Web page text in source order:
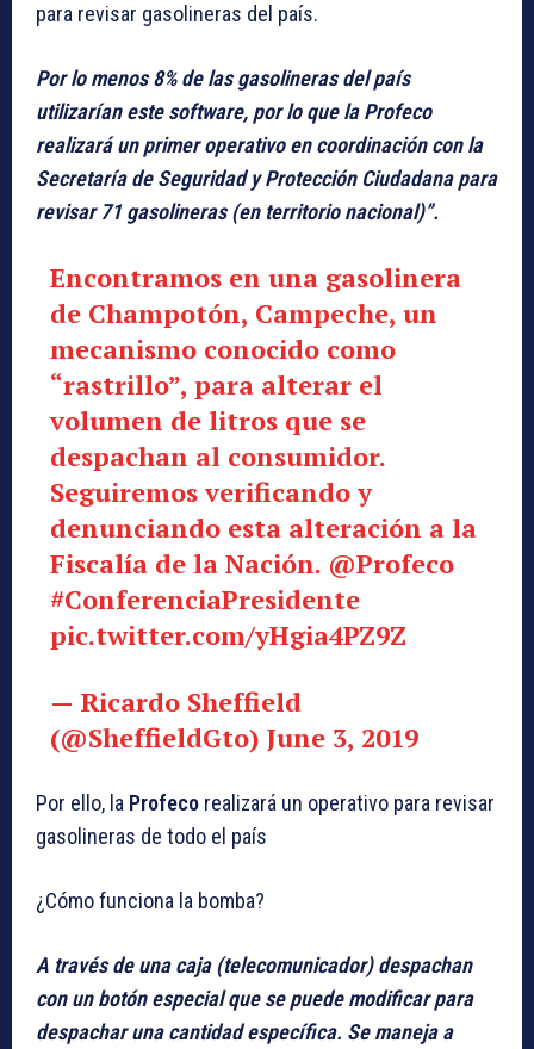
para revisar gasolineras del país.
Por lo menos 8% de las gasolineras del país
utilizarían este software, por lo que la Profeco
realizará un primer operativo en coordinación con la
Secretaría de Seguridad y Protección Ciudadana para
revisar 71 gasolineras (en territorio nacional)”.
Encontramos en una gasolinera
de Champotón, Campeche, un
mecanismo conocido como
“rastrillo”, para alterar el
volumen de litros que se
despachan al consumidor.
Seguiremos verificando y
denunciando esta alteración a la
Fiscalía de la Nación. @Profeco
#ConferenciaPresidente
pic.twitter.com/yHgia4PZ9Z
— Ricardo Sheffield
(@SheffieldGto) June 3, 2019
Por ello, la Profeco realizará un operativo para revisar
gasolineras de todo el país
¿Cómo funciona la bomba?
A través de una caja (telecomunicador) despachan
con un botón especial que se puede modificar para
despachar una cantidad específica. Se maneja a